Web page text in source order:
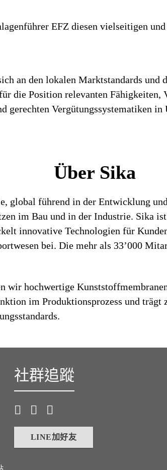
EFZ diesen vielseitigen
an den lokalen Marktstandards und
die Position relevanten Fähigkeiten,
Vergütungssystematiken in
Über Sika
global führend in der Entwicklung
im Bau und in der Industrie. Sika
innovative Technologien für
bei. Die mehr als 33’000
wir hochwertige
im Produktionsprozess und
社群追蹤
LINE加好友